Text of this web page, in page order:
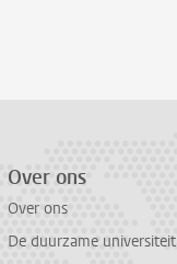
Over ons
Over ons
De duurzame universiteit